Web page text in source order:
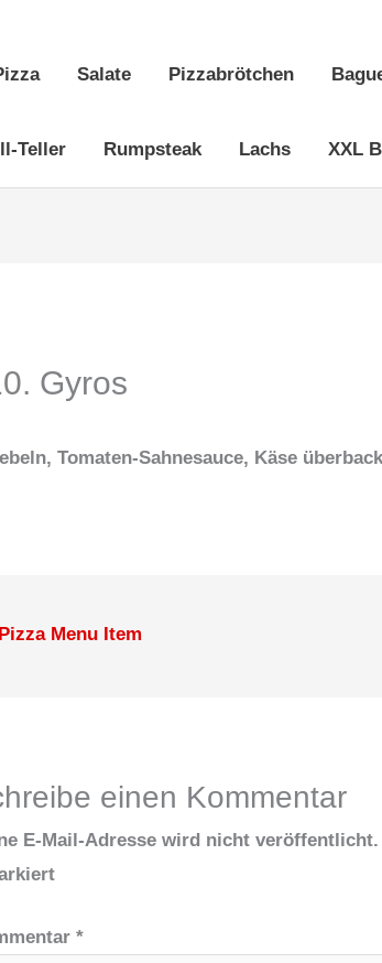
Salate Pizzabrötchen
Teller Rumpsteak Lachs XXL
Gyros
Tomaten-Sahnesauce, Käse
Menu Item
einen Kommentar
E-Mail-Adresse wird nicht veröffentlicht.
*